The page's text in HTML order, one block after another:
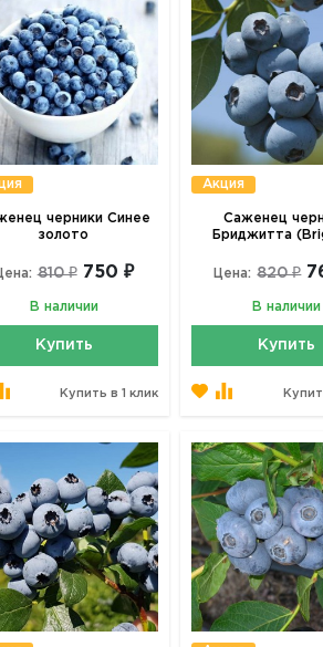
черники Синее
золото
810 ₽ 750 ₽
В наличии
Купить
Купить в 1 клик
Акция
Саженец
Бриджитта
Цена: 820 ₽
В наличии
Купить